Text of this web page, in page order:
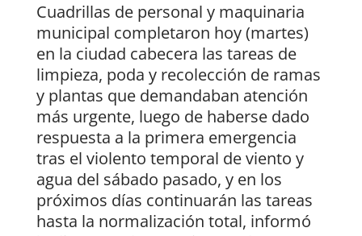
Cuadrillas de personal y maquinaria
municipal completaron hoy (martes)
en la ciudad cabecera las tareas de
limpieza, poda y recolección de ramas
y plantas que demandaban atención
más urgente, luego de haberse dado
respuesta a la primera emergencia
tras el violento temporal de viento y
agua del sábado pasado, y en los
próximos días continuarán las tareas
hasta la normalización total, informó